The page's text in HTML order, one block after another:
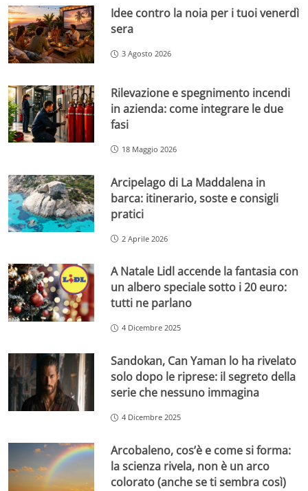
Idee contro la noia per i tuoi venerdì
sera
3 Agosto 2026
Rilevazione e spegnimento incendi
in azienda: come integrare le due
fasi
18 Maggio 2026
Arcipelago di La Maddalena in
barca: itinerario, soste e consigli
pratici
2 Aprile 2026
A Natale Lidl accende la fantasia con
un albero speciale sotto i 20 euro:
tutti ne parlano
4 Dicembre 2025
Sandokan, Can Yaman lo ha rivelato
solo dopo le riprese: il segreto della
serie che nessuno immagina
4 Dicembre 2025
Arcobaleno, cos’è e come si forma:
la scienza rivela, non è un arco
colorato (anche se ti sembra così)